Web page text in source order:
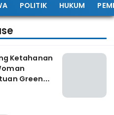
POLITIK HUKUM
Ketahanan
Green